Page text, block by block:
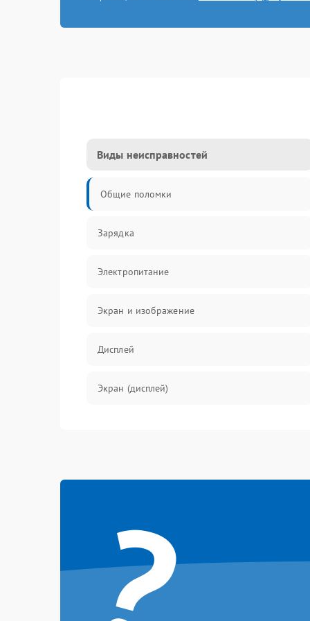
Виды неисправностей
Общие поломки
Зарядка
Электропитание
Экран и изображение
Дисплей
Экран (дисплей)
Влага и механические повреждения
Сеть и интернет